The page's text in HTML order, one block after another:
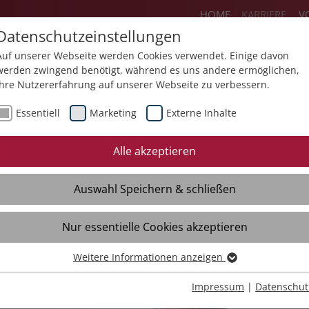
HOME KARRIERE
Flexteam Jobs Ausbildung
Initiativbewerbung Quereinstieg
Freie Stellen
Initiativbewerbung
Kontakt
Interviews
unserer Webseite werden Cookies verwendet. Einige davon
zwingend benötigt, während es uns andere ermöglichen,
Nutzererfahrung auf unserer Webseite zu verbessern.
Essentiell Marketing Externe Inhalte
Alle akzeptieren
Auswahl Speichern & schließen
Nur essentielle Cookies akzeptieren
Essentielle Cookies werden für grundlegende Funktionen der
Weitere Informationen anzeigen
Impressum |